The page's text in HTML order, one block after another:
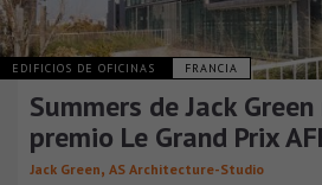
EDIFICIOS DE OFICINAS FRANCIA
Summers de Jack
premio Le Grand Prix
Jack Green, AS Architecture-Studio